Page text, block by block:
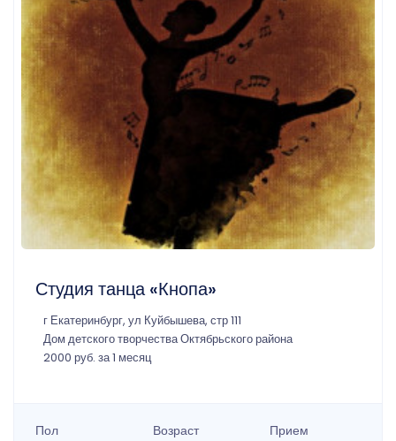
Студия танца «Кнопа»
г Екатеринбург, ул Куйбышева, стр 111
Дом детского творчества Октябрьского района
2000 руб. за 1 месяц
Пол Возраст Прием